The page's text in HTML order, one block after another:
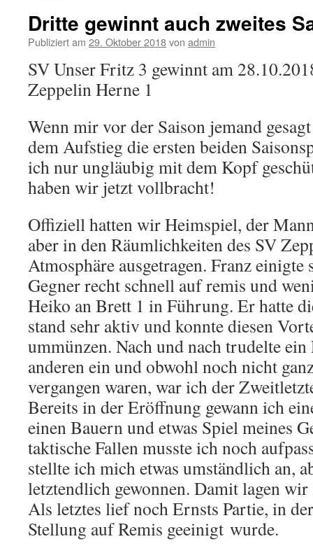
Dritte gewinnt auch zweites
Publiziert am 29. Oktober 2018von admin
SV Unser Fritz 3 gewinnt am
Zeppelin Herne 1
Wenn mir vor der Saison jemand
dem Aufstieg die ersten beiden
ich nur ungläubig mit dem Kopf
haben wir jetzt vollbracht!
Offiziell hatten wir Heimspiel, der
aber in den Räumlichkeiten des SV
Atmosphäre ausgetragen. Franz einigte
Gegner recht schnell auf remis und
Heiko an Brett 1 in Führung. Er hatte
stand sehr aktiv und konnte diesen
ummünzen. Nach und nach trudelte ein
anderen ein und obwohl noch nicht
vergangen waren, war ich der
Bereits in der Eröffnung gewann ich
einen Bauern und etwas Spiel meines
taktische Fallen musste ich noch
stellte ich mich etwas umständlich an,
letztendlich gewonnen. Damit lagen
Als letztes lief noch Ernsts Partie, in
Stellung auf Remis geeinigt wurde.